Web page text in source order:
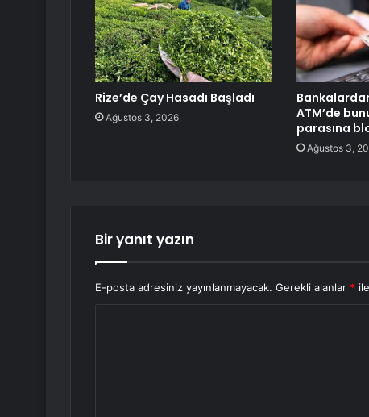
Rize’de Çay Hasadı Başladı
Ağustos 3, 2026
ATM’de
parasına
Ağustos 3,
Bir yanıt yazın
E-posta adresiniz yayınlanmayacak. Gerekli alanlar *